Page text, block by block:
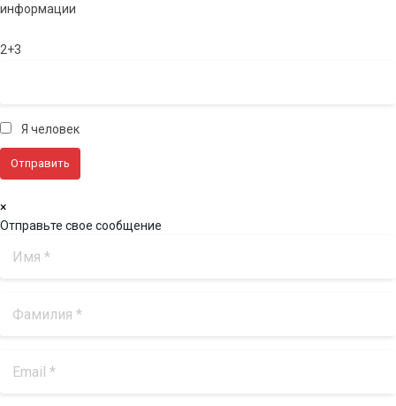
информации
2+3
Я человек
×
Отправьте свое сообщение